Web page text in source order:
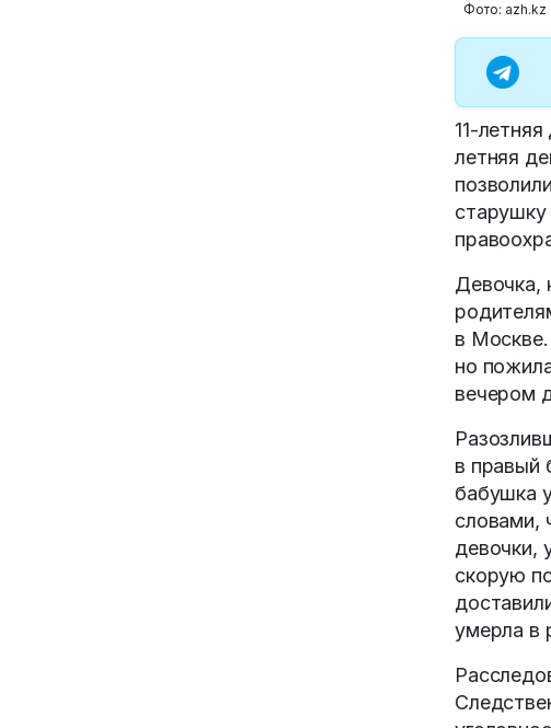
Фото: azh.kz
11-
летняя
старушку
Девочка,
в Москве.
но
вечером
в правый
бабушка
словами,
девочки,
скорую
умерла в